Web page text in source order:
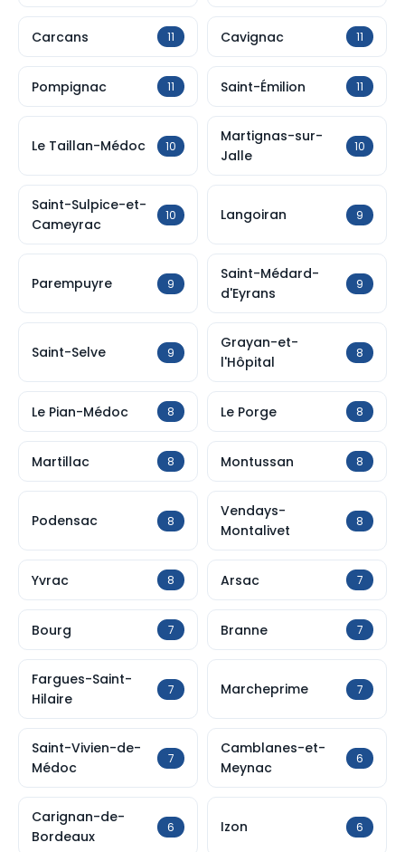
Carcans 11 Cavignac 11
Pompignac 11 Saint-Émilion 11
Le Taillan-Médoc 10
Martignas-sur-
Jalle
10
Saint-Sulpice-et-
Cameyrac
10 Langoiran 9
Parempuyre 9
Saint-Médard-
d'Eyrans
9
Saint-Selve 9
Grayan-et-
l'Hôpital
8
Le Pian-Médoc 8 Le Porge 8
Martillac 8 Montussan 8
Podensac 8
Vendays-
Montalivet
8
Yvrac 8 Arsac 7
Bourg 7 Branne 7
Fargues-Saint-
Hilaire
7 Marcheprime 7
Saint-Vivien-de-
Médoc
7
Camblanes-et-
Meynac
6
Carignan-de-
Bordeaux
6 Izon 6